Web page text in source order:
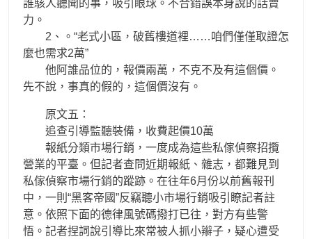
誰駭人聽聞的事，吸引眼球。不合錯誤本身說的話賣
力。
2、。“老式小區，破舊樓道裡……咱們僅僅取證怎
麼也需求2萬”
他阿誰品位的，報價兩萬，不克不及有這個價。
先不說，事真的假的，這個價沒有。
原文五：
追查引導監聽裝備，收費起價10萬
報紙分類市場行銷，一度成為這些私傢偵察招攬
營業的平臺。但記者查問近期報紙、雜志，都難見到
私傢偵察市場行銷的蹤跡。在往年6月份以前舊報刊
中，一則“黑客帝國”反竊聽小市場行銷吸引瞭記者註
意。依照下面的德律風號碼撥打已往，對方有些警
悟。記者捏詞說引導比來常被人抓小辮子，疑心遭受